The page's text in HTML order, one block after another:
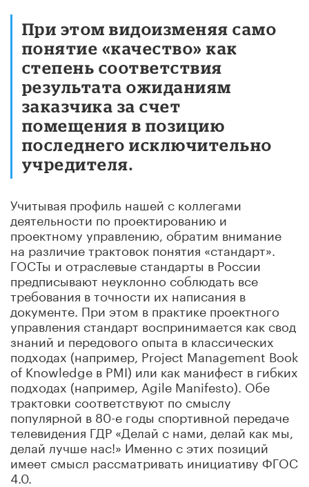
При этом видоизменяя само
понятие «качество» как
степень соответствия
результата ожиданиям
заказчика за счет
помещения в позицию
последнего исключительно
учредителя.
Учитывая профиль нашей с коллегами
деятельности по проектированию и
проектному управлению, обратим внимание
на различие трактовок понятия «стандарт».
ГОСТы и отраслевые стандарты в России
предписывают неуклонно соблюдать все
требования в точности их написания в
документе. При этом в практике проектного
управления стандарт воспринимается как свод
знаний и передового опыта в классических
подходах (например, Project Management Book
of Knowledge в PMI) или как манифест в гибких
подходах (например, Agile Manifesto). Обе
трактовки соответствуют по смыслу
популярной в 80-е годы спортивной передаче
телевидения ГДР «Делай с нами, делай как мы,
делай лучше нас!» Именно с этих позиций
имеет смысл рассматривать инициативу ФГОС
4.0.